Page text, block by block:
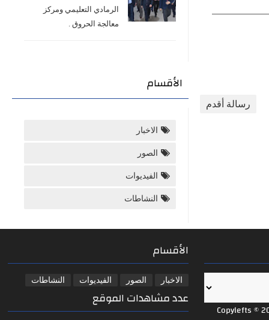
رسالة أقدم
الرمادي التعليمي ومركز
معالجة الحروق .
الأقسام
الاخبار
الصور
الفيديوات
النشاطات
Copylefts ©
الأقسام
الاخبار الصور الفيديوات النشاطات
عدد مشاهدات الموقع